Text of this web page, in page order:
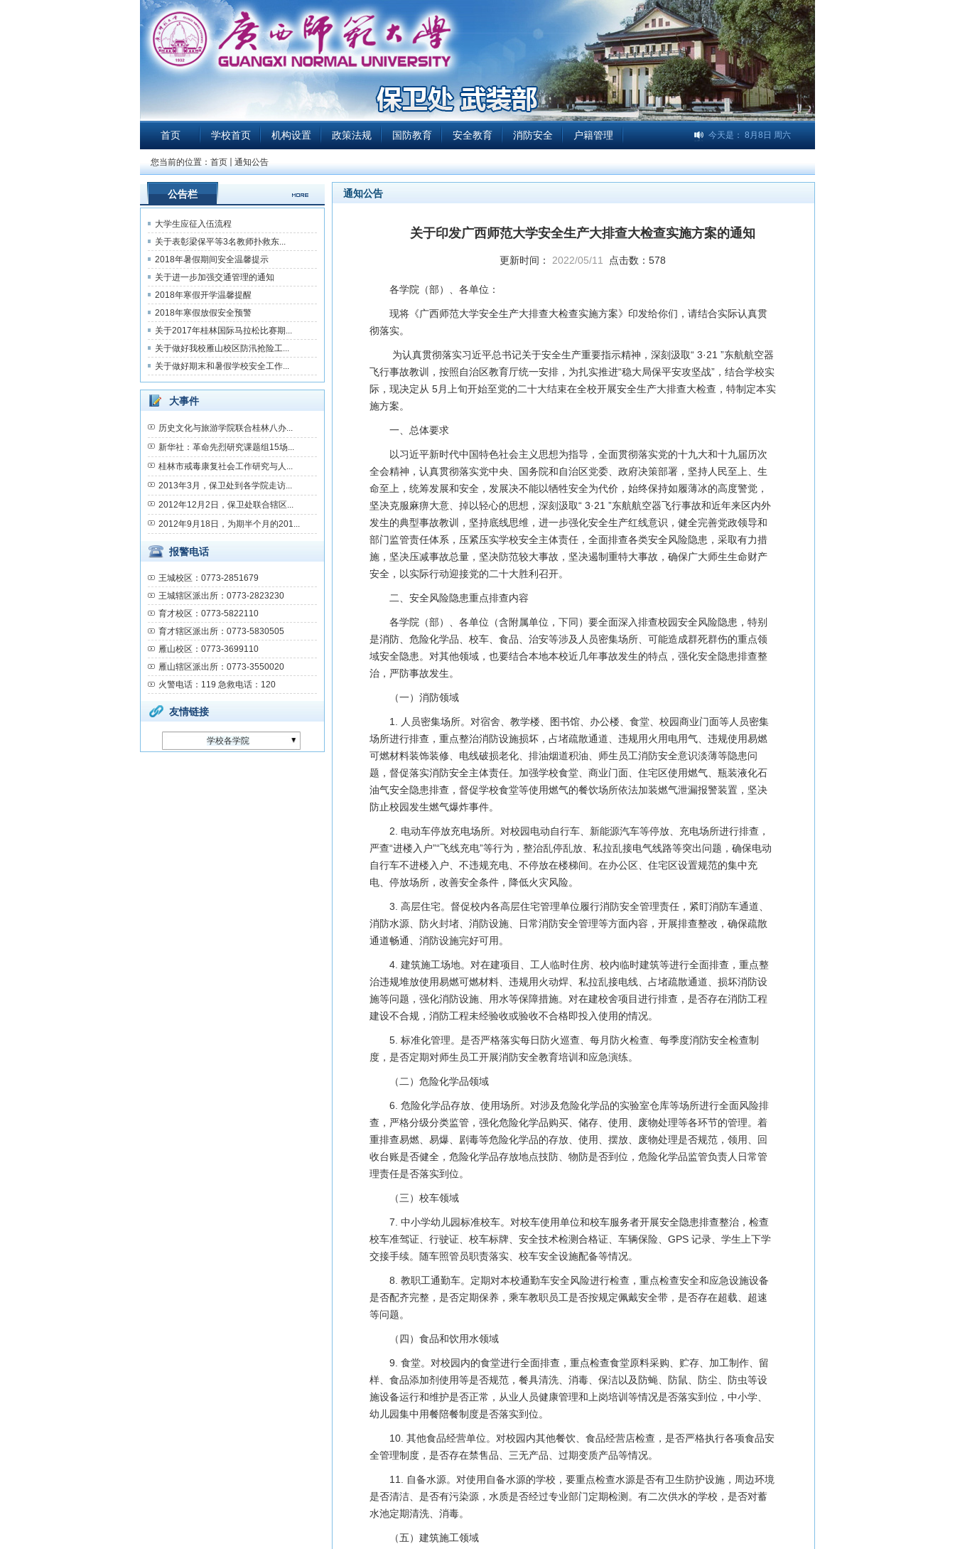
首页 学校首页 机构设置 政策法规 国防教育 安全教育 消防安全 户籍管理 今天是： 8月8日 周六
您当前的位置： 首页 通知公告
公告栏
大学生应征入伍流程
关于表彰梁保平等3名教师扑救东...
2018年暑假期间安全温馨提示
关于进一步加强交通管理的通知
2018年寒假开学温馨提醒
2018年寒假放假安全预警
关于2017年桂林国际马拉松比赛期...
关于做好我校雁山校区防汛抢险工...
关于做好期末和暑假学校安全工作...
大事件
历史文化与旅游学院联合桂林八办...
新华社：革命先烈研究课题组15场...
桂林市戒毒康复社会工作研究与人...
2013年3月，保卫处到各学院走访...
2012年12月2日，保卫处联合辖区...
2012年9月18日，为期半个月的201...
报警电话
王城校区：0773-2851679
王城辖区派出所：0773-2823230
育才校区：0773-5822110
育才辖区派出所：0773-5830505
雁山校区：0773-3699110
雁山辖区派出所：0773-3550020
火警电话：119 急救电话：120
友情链接
学校各学院
通知公告
关于印发广西师范大学安全生产大排查大检查实施方案的通知
更新时间： 2022/05/11 点击数： 578
各学院（部）、各单位：
现将《广西师范大学安全生产大排查大检查实施方案》印发给你们，请结合实际认真贯
彻落实。
为认真贯彻落实习近平总书记关于安全生产重要指示精神，深刻汲取“ 3·21 ”东航航空器
飞行事故教训，按照自治区教育厅统一安排，为扎实推进“稳大局保平安攻坚战”，结合学校实
际，现决定从 5月上旬开始至党的二十大结束在全校开展安全生产大排查大检查，特制定本实
施方案。
一、总体要求
以习近平新时代中国特色社会主义思想为指导，全面贯彻落实党的十九大和十九届历次
全会精神，认真贯彻落实党中央、国务院和自治区党委、政府决策部署，坚持人民至上、生
命至上，统筹发展和安全，发展决不能以牺牲安全为代价，始终保持如履薄冰的高度警觉，
坚决克服麻痹大意、掉以轻心的思想，深刻汲取“ 3·21 ”东航航空器飞行事故和近年来区内外
发生的典型事故教训，坚持底线思维，进一步强化安全生产红线意识，健全完善党政领导和
部门监管责任体系，压紧压实学校安全主体责任，全面排查各类安全风险隐患，采取有力措
施，坚决压减事故总量，坚决防范较大事故，坚决遏制重特大事故，确保广大师生生命财产
安全，以实际行动迎接党的二十大胜利召开。
二、安全风险隐患重点排查内容
各学院（部）、各单位（含附属单位，下同）要全面深入排查校园安全风险隐患，特别
是消防、危险化学品、校车、食品、治安等涉及人员密集场所、可能造成群死群伤的重点领
域安全隐患。对其他领域，也要结合本地本校近几年事故发生的特点，强化安全隐患排查整
治，严防事故发生。
（一）消防领域
1. 人员密集场所。对宿舍、教学楼、图书馆、办公楼、食堂、校园商业门面等人员密集
场所进行排查，重点整治消防设施损坏，占堵疏散通道、违规用火用电用气、违规使用易燃
可燃材料装饰装修、电线破损老化、排油烟道积油、师生员工消防安全意识淡薄等隐患问
题，督促落实消防安全主体责任。加强学校食堂、商业门面、住宅区使用燃气、瓶装液化石
油气安全隐患排查，督促学校食堂等使用燃气的餐饮场所依法加装燃气泄漏报警装置，坚决
防止校园发生燃气爆炸事件。
2. 电动车停放充电场所。对校园电动自行车、新能源汽车等停放、充电场所进行排查，
严查“进楼入户”“飞线充电”等行为，整治乱停乱放、私拉乱接电气线路等突出问题，确保电动
自行车不进楼入户、不违规充电、不停放在楼梯间。在办公区、住宅区设置规范的集中充
电、停放场所，改善安全条件，降低火灾风险。
3. 高层住宅。督促校内各高层住宅管理单位履行消防安全管理责任，紧盯消防车通道、
消防水源、防火封堵、消防设施、日常消防安全管理等方面内容，开展排查整改，确保疏散
通道畅通、消防设施完好可用。
4. 建筑施工场地。对在建项目、工人临时住房、校内临时建筑等进行全面排查，重点整
治违规堆放使用易燃可燃材料、违规用火动焊、私拉乱接电线、占堵疏散通道、损坏消防设
施等问题，强化消防设施、用水等保障措施。对在建校舍项目进行排查，是否存在消防工程
建设不合规，消防工程未经验收或验收不合格即投入使用的情况。
5. 标准化管理。是否严格落实每日防火巡查、每月防火检查、每季度消防安全检查制
度，是否定期对师生员工开展消防安全教育培训和应急演练。
（二）危险化学品领域
6. 危险化学品存放、使用场所。对涉及危险化学品的实验室仓库等场所进行全面风险排
查，严格分级分类监管，强化危险化学品购买、储存、使用、废物处理等各环节的管理。着
重排查易燃、易爆、剧毒等危险化学品的存放、使用、摆放、废物处理是否规范，领用、回
收台账是否健全，危险化学品存放地点技防、物防是否到位，危险化学品监管负责人日常管
理责任是否落实到位。
（三）校车领域
7. 中小学幼儿园标准校车。对校车使用单位和校车服务者开展安全隐患排查整治，检查
校车准驾证、行驶证、校车标牌、安全技术检测合格证、车辆保险、GPS 记录、学生上下学
交接手续。随车照管员职责落实、校车安全设施配备等情况。
8. 教职工通勤车。定期对本校通勤车安全风险进行检查，重点检查安全和应急设施设备
是否配齐完整，是否定期保养，乘车教职员工是否按规定佩戴安全带，是否存在超载、超速
等问题。
（四）食品和饮用水领域
9. 食堂。对校园内的食堂进行全面排查，重点检查食堂原料采购、贮存、加工制作、留
样、食品添加剂使用等是否规范，餐具清洗、消毒、保洁以及防蝇、防鼠、防尘、防虫等设
施设备运行和维护是否正常，从业人员健康管理和上岗培训等情况是否落实到位，中小学、
幼儿园集中用餐陪餐制度是否落实到位。
10. 其他食品经营单位。对校园内其他餐饮、食品经营店检查，是否严格执行各项食品安
全管理制度，是否存在禁售品、三无产品、过期变质产品等情况。
11. 自备水源。对使用自备水源的学校，要重点检查水源是否有卫生防护设施，周边环境
是否清洁、是否有污染源，水质是否经过专业部门定期检测。有二次供水的学校，是否对蓄
水池定期清洗、消毒。
（五）建筑施工领域